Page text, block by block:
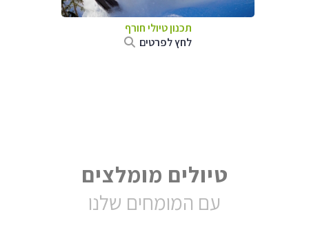
תכנון טיולי חורף
לחץ לפרטים
טיולים מומלצים
עם המומחים שלנו